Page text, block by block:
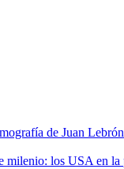
de Juan Lebrón
milenio: los USA en